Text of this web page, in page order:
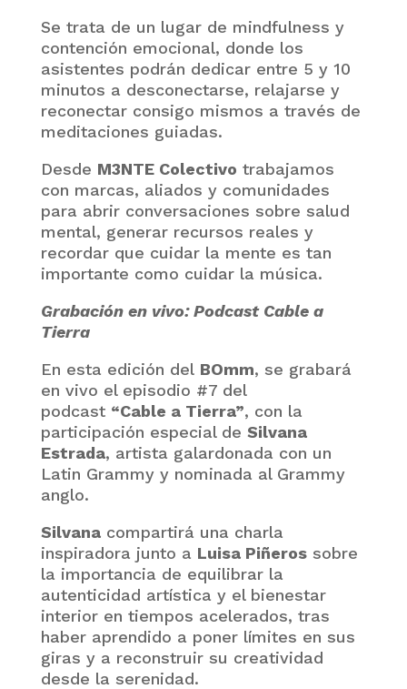
Se trata de un lugar de mindfulness y
contención emocional, donde los
asistentes podrán dedicar entre 5 y 10
minutos a desconectarse, relajarse y
reconectar consigo mismos a través de
meditaciones guiadas.
Desde M3NTE Colectivo trabajamos
con marcas, aliados y comunidades
para abrir conversaciones sobre salud
mental, generar recursos reales y
recordar que cuidar la mente es tan
importante como cuidar la música.
Grabación en vivo: Podcast Cable a
Tierra
En esta edición del BOmm, se grabará
en vivo el episodio #7 del
podcast “Cable a Tierra”, con la
participación especial de Silvana
Estrada, artista galardonada con un
Latin Grammy y nominada al Grammy
anglo.
Silvanacompartirá una charla
inspiradora junto a Luisa Piñerossobre
la importancia de equilibrar la
autenticidad artística y el bienestar
interior en tiempos acelerados, tras
haber aprendido a poner límites en sus
giras y a reconstruir su creatividad
desde la serenidad.